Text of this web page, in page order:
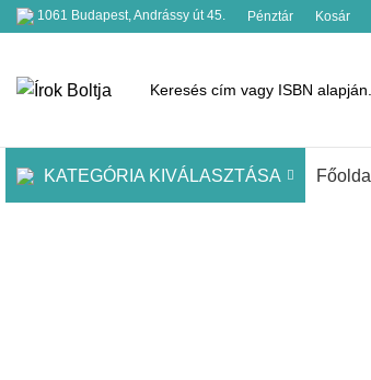
1061 Budapest, Andrássy út 45. Pénztár Kosár
KATEGÓRIA KIVÁLASZTÁSA Főoldal